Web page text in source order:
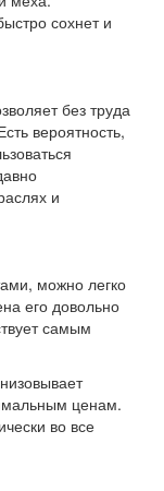
сохнет и
без труда
вероятность,
и
можно легко
его довольно
самым
ценам.
во все